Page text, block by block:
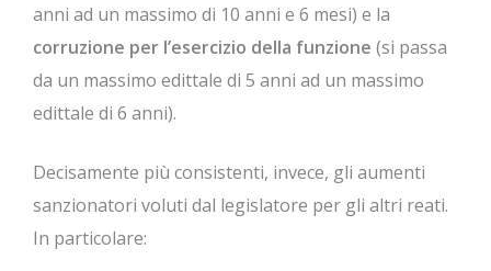
anni ad un massimo di 10 anni e 6 mesi) e la
corruzione per l’esercizio della funzione (si passa
da un massimo edittale di 5 anni ad un massimo
edittale di 6 anni).
Decisamente più consistenti, invece, gli aumenti
sanzionatori voluti dal legislatore per gli altri reati.
In particolare: